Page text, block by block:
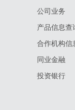
公司业务
产品信息查
合作机构信
同业金融
投资银行